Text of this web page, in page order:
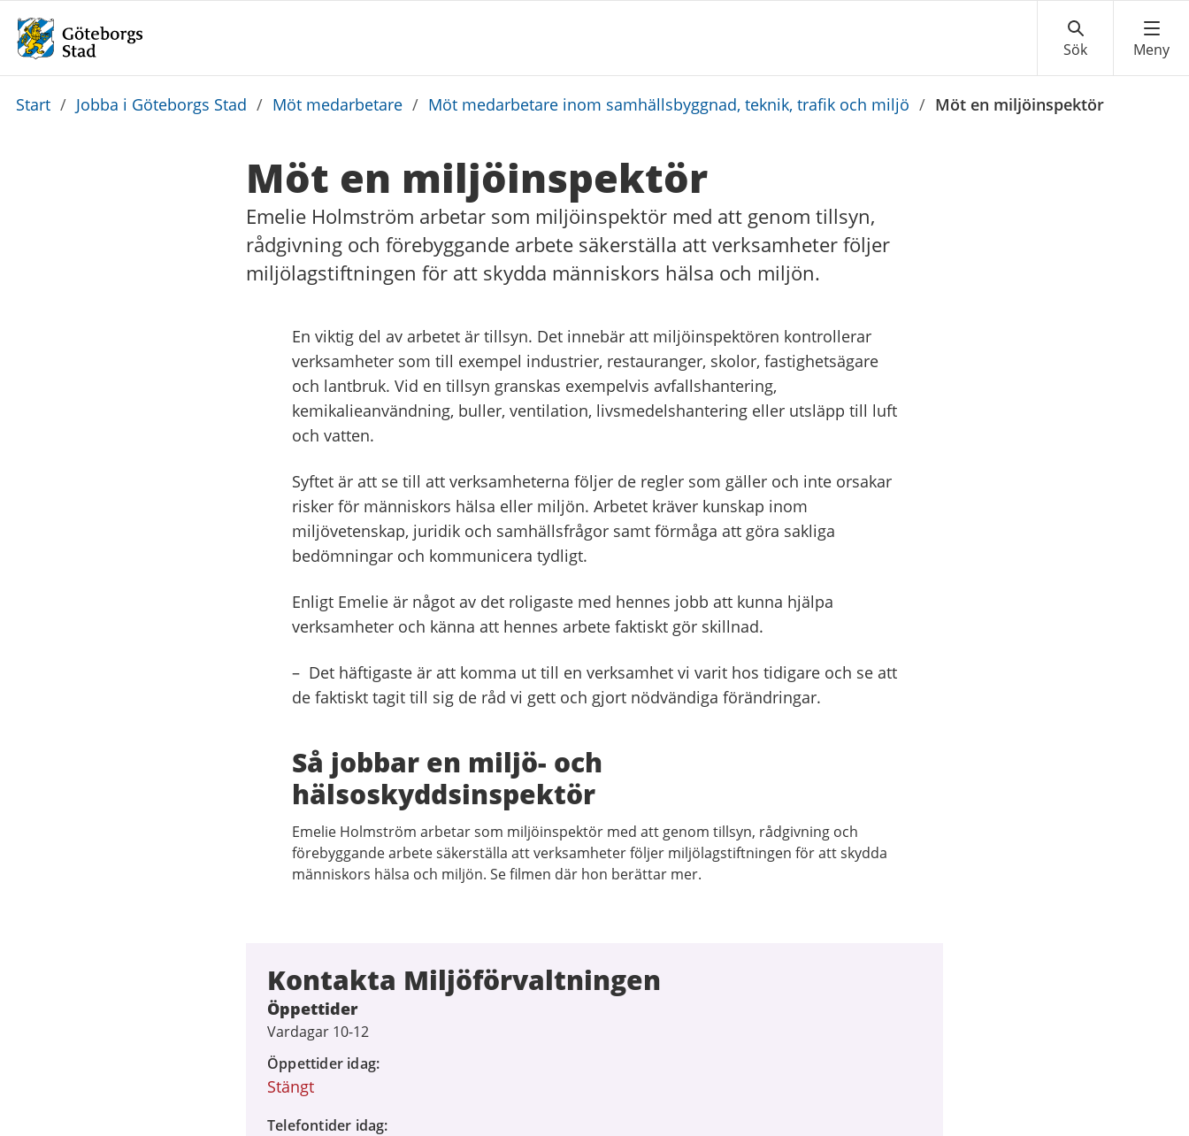
Du
Start / Jobba i Göteborgs Stad / Möt medarbetare / Möt medarbetare inom samhällsbyggnad, teknik, trafik och miljö / Möt en miljöinspektör
Möt en miljöinspektör
Emelie Holmström arbetar som miljöinspektör med att genom tillsyn,
rådgivning och förebyggande arbete säkerställa att verksamheter följer
miljölagstiftningen för att skydda människors hälsa och miljön.
En viktig del av arbetet är tillsyn. Det innebär att miljöinspektören kontrollerar
verksamheter som till exempel industrier, restauranger, skolor, fastighetsägare
och lantbruk. Vid en tillsyn granskas exempelvis avfallshantering,
kemikalieanvändning, buller, ventilation, livsmedelshantering eller utsläpp till luft
och vatten.
Syftet är att se till att verksamheterna följer de regler som gäller och inte orsakar
risker för människors hälsa eller miljön. Arbetet kräver kunskap inom
miljövetenskap, juridik och samhällsfrågor samt förmåga att göra sakliga
bedömningar och kommunicera tydligt.
Enligt Emelie är något av det roligaste med hennes jobb att kunna hjälpa
verksamheter och känna att hennes arbete faktiskt gör skillnad.
– Det häftigaste är att komma ut till en verksamhet vi varit hos tidigare och se att
de faktiskt tagit till sig de råd vi gett och gjort nödvändiga förändringar.
Så jobbar en miljö- och
hälsoskyddsinspektör
Emelie Holmström arbetar som miljöinspektör med att genom tillsyn, rådgivning och
förebyggande arbete säkerställa att verksamheter följer miljölagstiftningen för att skydda
människors hälsa och miljön. Se filmen där hon berättar mer.
Kontakta Miljöförvaltningen
Öppettider
Vardagar 10-12
Öppettider idag
Stängt
Telefontider idag